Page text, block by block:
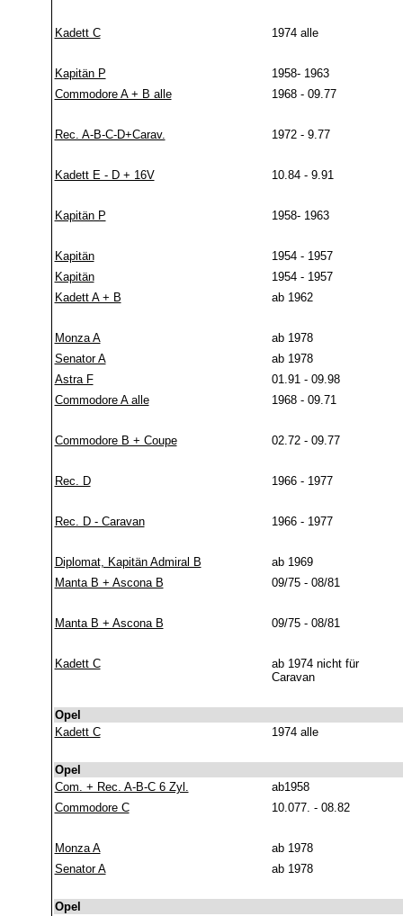
Kadett C 1974 alle
Kapitän P
1958- 1963
Commodore A + B alle
1968 - 09.77
Rec. A-B-C-D+Carav. 1972 - 9.77
Kadett E - D + 16V 10.84 - 9.91
Kapitän P 1958- 1963
Kapitän
1954 - 1957
Kapitän
1954 - 1957
Kadett A + B
ab 1962
Monza A
ab 1978
Senator A
ab 1978
Astra F
01.91 - 09.98
Commodore A alle
1968 - 09.71
Commodore B + Coupe 02.72 - 09.77
Rec. D 1966 - 1977
Rec. D - Caravan 1966 - 1977
Diplomat, Kapitän Admiral B
ab 1969
Manta B + Ascona B
09/75 - 08/81
Manta B + Ascona B 09/75 - 08/81
Kadett C
ab 1974 nicht für
Caravan
Opel
Kadett C
1974 alle
Opel
Com. + Rec. A-B-C 6 Zyl.
ab1958
Commodore C
10.077. - 08.82
Monza A
ab 1978
Senator A
ab 1978
Opel